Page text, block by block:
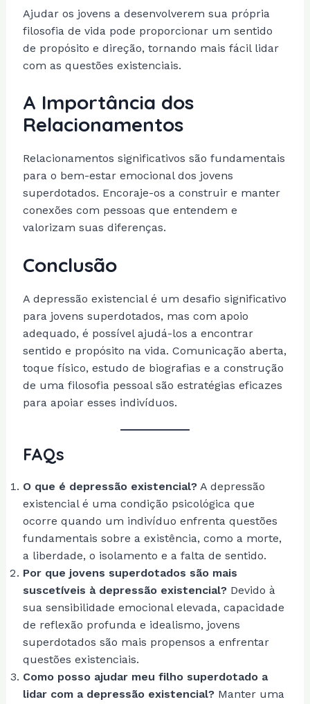
Ajudar os jovens a desenvolverem sua própria
filosofia de vida pode proporcionar um sentido
de propósito e direção, tornando mais fácil lidar
com as questões existenciais.
A Importância dos
Relacionamentos
Relacionamentos significativos são fundamentais
para o bem-estar emocional dos jovens
superdotados. Encoraje-os a construir e manter
conexões com pessoas que entendem e
valorizam suas diferenças.
Conclusão
A depressão existencial é um desafio significativo
para jovens superdotados, mas com apoio
adequado, é possível ajudá-los a encontrar
sentido e propósito na vida. Comunicação aberta,
toque físico, estudo de biografias e a construção
de uma filosofia pessoal são estratégias eficazes
para apoiar esses indivíduos.
FAQs
O que é depressão existencial?A depressão
existencial é uma condição psicológica que
ocorre quando um indivíduo enfrenta questões
fundamentais sobre a existência, como a morte,
a liberdade, o isolamento e a falta de sentido.
Por que jovens superdotados são mais
suscetíveis à depressão existencial?Devido à
sua sensibilidade emocional elevada, capacidade
de reflexão profunda e idealismo, jovens
superdotados são mais propensos a enfrentar
questões existenciais.
Como posso ajudar meu filho superdotado a
lidar com a depressão existencial?Manter uma